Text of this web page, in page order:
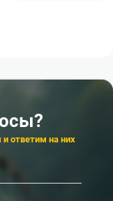
ответим на них